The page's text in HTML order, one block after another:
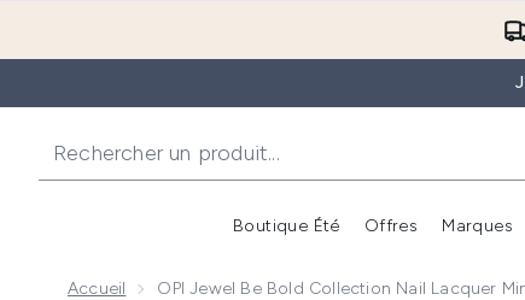
Boutique Été Offres Marques
Accueil OPI Jewel Be Bold Collection Nail Lacquer